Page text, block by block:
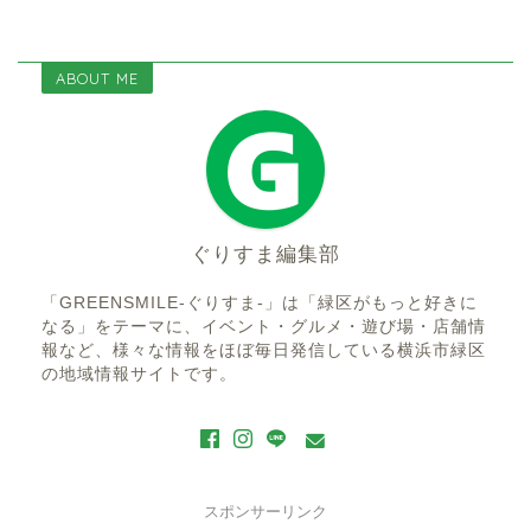
ABOUT ME
ぐりすま編集部
「GREENSMILE-ぐりすま-」は「緑区がもっと好きに
なる」をテーマに、イベント・グルメ・遊び場・店舗情
報など、様々な情報をほぼ毎日発信している横浜市緑区
の地域情報サイトです。
スポンサーリンク